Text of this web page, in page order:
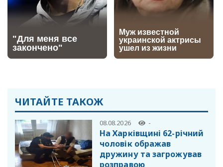
ЧИТАЙТЕ ТАКОЖ
08.08.2026 -
На Харківщині 62-річний
чоловік ображав
дружину та загрожував
розправою